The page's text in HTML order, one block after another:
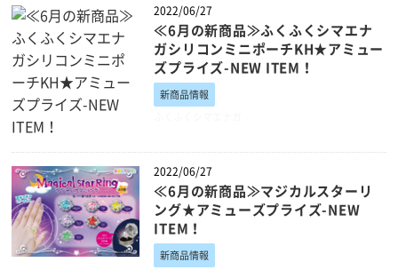
2022/06/27
≪6月の新商品≫ふくふくシマエナ
ガシリコンミニポーチKH★アミュー
ズプライズ-NEW ITEM！
新商品情報
2022/06/27
≪6月の新商品≫マジカルスターリ
ング★アミューズプライズ-NEW
ITEM！
新商品情報